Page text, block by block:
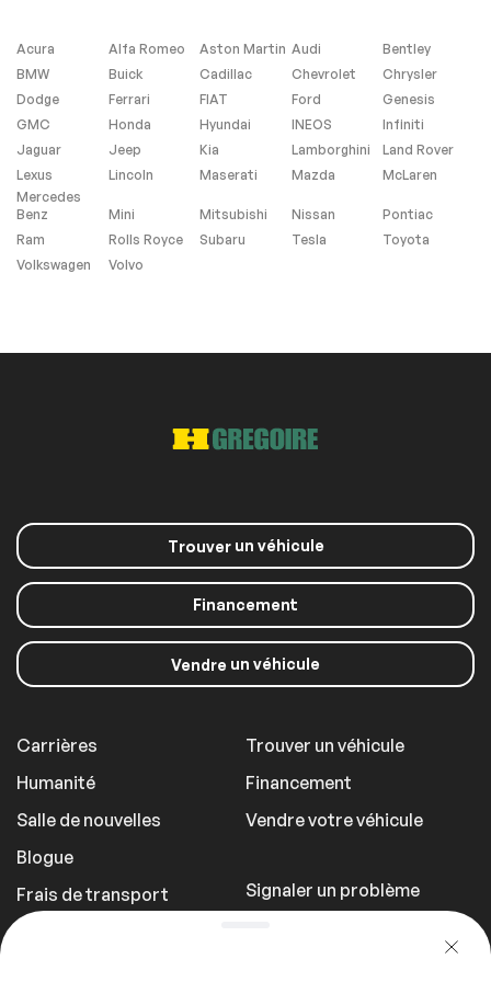
Antipatinage Freins ABS
Extra
Contrôle de
Stabilité
Détecteur de pluie
navigation SD non
Panneaux de toit
Acura Alfa Romeo Aston Martin Audi
Bentley
BMW
Buick Cadillac Chevrolet
Chrysler
Dodge
Ferrari FIAT Ford
Genesis
GMC
Honda Hyundai INEOS
Infiniti
Jaguar
Jeep Kia Lamborghini
Land Rover
Lexus
Lincoln Maserati Mazda
McLaren
Mercedes
Benz
Mini Mitsubishi Nissan
Pontiac
Ram
Rolls Royce Subaru Tesla
Toyota
Volkswagen
Volvo
Trouverun véhicule
Financement
Vendre un véhicule
Carrières
Humanité
Salle de nouvelles
Blogue
Frais de transport
Trouver un véhicule
Financement
Vendre votre véhicule
Signaler un problème